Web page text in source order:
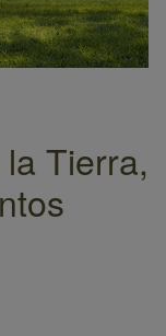
Tierra,